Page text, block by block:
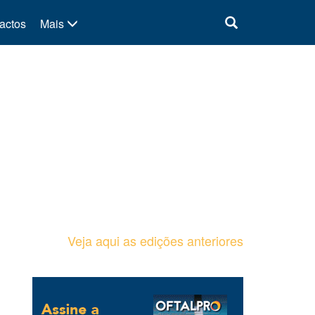
Mais
Veja aqui as edições anteriores